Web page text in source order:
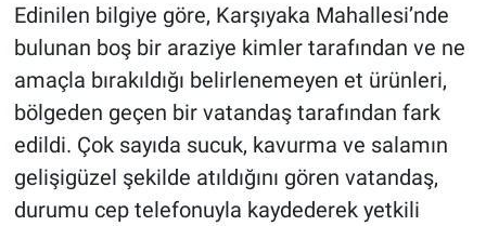
Edinilen bilgiye göre, Karşıyaka Mahallesi’nde
bulunan boş bir araziye kimler tarafından ve ne
amaçla bırakıldığı belirlenemeyen et ürünleri,
bölgeden geçen bir vatandaş tarafından fark
edildi. Çok sayıda sucuk, kavurma ve salamın
gelişigüzel şekilde atıldığını gören vatandaş,
durumu cep telefonuyla kaydederek yetkili